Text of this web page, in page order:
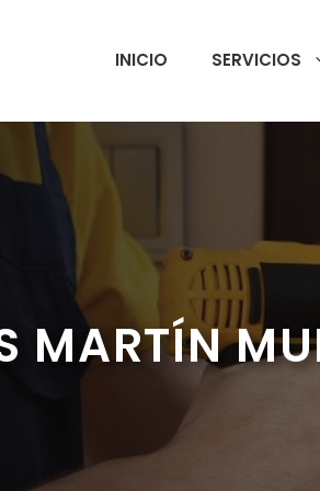
INICIO SERVICIOS
MARTÍN